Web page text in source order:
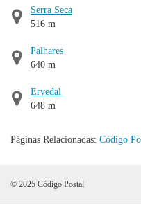
Serra Seca
516 m
Palhares
640 m
Ervedal
648 m
Páginas Relacionadas: Código
© 2025 Código Postal